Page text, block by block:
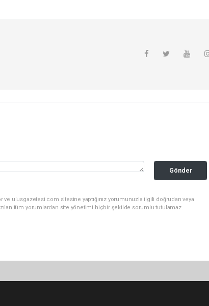
Gönder
ve ulusgazetesi.com sitesine yaptığınız yorumunuzla ilgili doğrudan veya
tüm yorumlardan site yönetimi hiçbir şekilde sorumlu tutulamaz.